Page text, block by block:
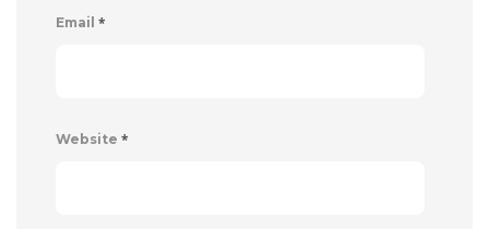
Email *
Website *